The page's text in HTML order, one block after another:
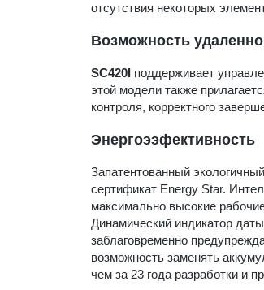
отсутствия некоторых
Возможность
SC420I поддерживает
этой модели также
контроля, корректного
Энергоээфективность
Запатентованный
сертификат Energy Star.
максимально высокие
Динамический индикатор
заблаговременно
возможность заменять
чем за 23 года разработки и